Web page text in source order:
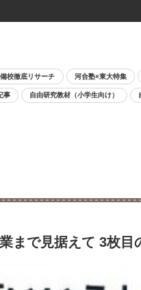
校徹底リサーチ 河合塾×東大特集
事 自由研究教材（小学生向け）
まで見据えて 3枚目